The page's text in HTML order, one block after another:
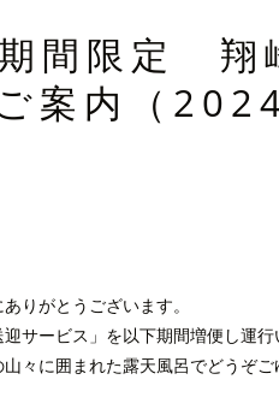
間限定 翔
案内（
りがとうございます。
サービス」を以下期間増便し運行
々に囲まれた露天風呂でどうぞ